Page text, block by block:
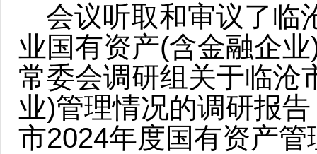
会议听取和审议了临
业国有资产(含金融企
常委会调研组关于临沧
业)管理情况的调研报
市2024年度国有资产